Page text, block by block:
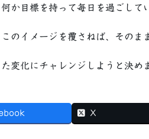
か目標を持って毎日を過ごして
のイメージを覆さねば、そのま
変化にチャレンジしようと決め
X